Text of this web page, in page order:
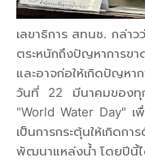
เลขาธิการ สทนช. กล่าว
ตระหนักถึงปัญหาการข
และอาจก่อให้เกิดปัญห
วันที่ 22 มีนาคมของทุ
"World Water Day" เ
เป็นการกระตุ้นให้เกิดกา
พัฒนาแหล่งน้ำ โดยปีนี้ไ